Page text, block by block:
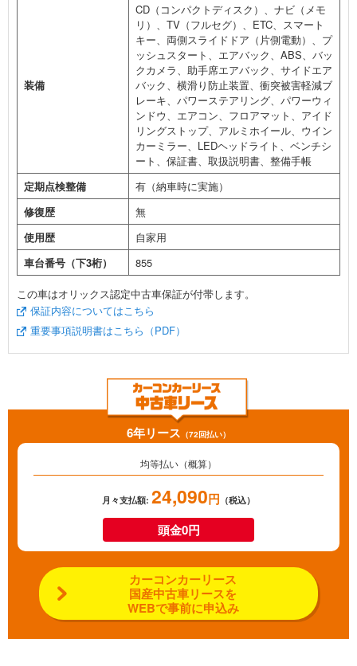
装備
CD（コンパクトディスク）、ナビ（メモ
リ）、TV（フルセグ）、ETC、スマート
キー、両側スライドドア（片側電動）、プ
ッシュスタート、エアバック、ABS、バッ
クカメラ、助手席エアバック、サイドエア
バック、横滑り防止装置、衝突被害軽減ブ
レーキ、パワーステアリング、パワーウィ
ンドウ、エアコン、フロアマット、アイド
リングストップ、アルミホイール、ウイン
カーミラー、LEDヘッドライト、ベンチシ
ート、保証書、取扱説明書、整備手帳
定期点検整備
有（納車時に実施）
修復歴
無
使用歴
自家用
車台番号（下3桁）
855
この車はオリックス認定中古車保証が付帯します。
保証内容についてはこちら
重要事項説明書はこちら（PDF）
6年リース （72回払い）
均等払い（概算）
月々支払額: 24,090円 （税込）
頭金0円
カーコンカーリース
国産中古車リースを
WEBで事前に申込み